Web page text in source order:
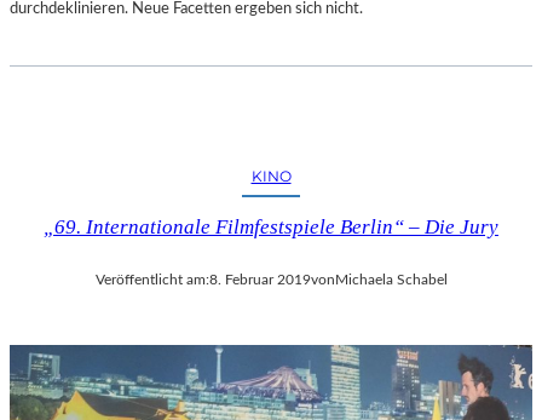
durchdeklinieren. Neue Facetten ergeben sich nicht.
KINO
„69. Internationale Filmfestspiele Berlin“ – Die Jury
Veröffentlicht am:8. Februar 2019vonMichaela Schabel